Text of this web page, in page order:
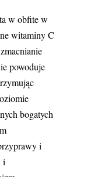
w obfite w
witaminy C
powoduje
bogatych
i
i